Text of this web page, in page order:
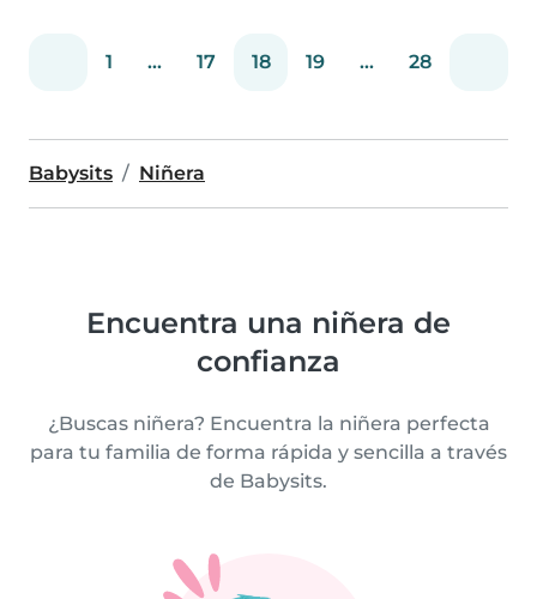
1 ... 17 18 19 ... 28
Babysits Niñera
Encuentra una niñera de
confianza
¿Buscas niñera? Encuentra la niñera perfecta
para tu familia de forma rápida y sencilla a través
de Babysits.